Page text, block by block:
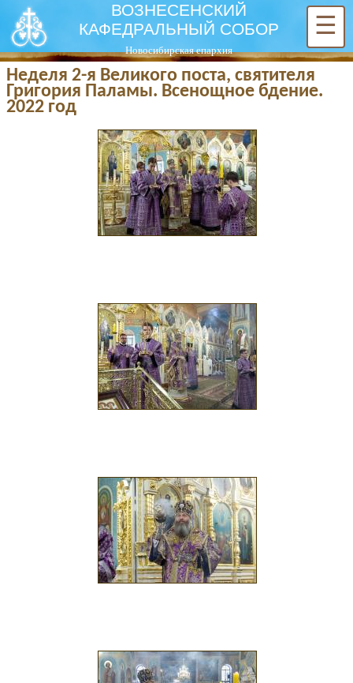
ВОЗНЕСЕНСКИЙ
КАФЕДРАЛЬНЫЙ СОБОР
Новосибирская епархия
☰
Неделя 2-я Великого поста, святителя
Григория Паламы. Всенощное бдение.
2022 год